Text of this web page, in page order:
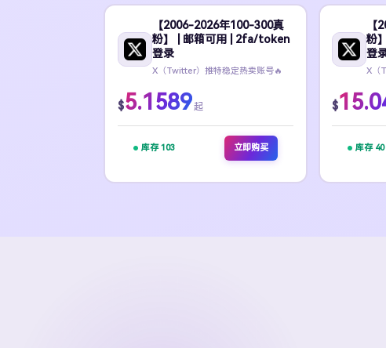
【2006-2026年100-300真
粉】 | 邮箱可用 | 2fa/token
登录
X（Twitter）推特稳定热卖账号🔥
$5.1589起
库存 103 立即购买
【
粉
登
X（
$
库存 40